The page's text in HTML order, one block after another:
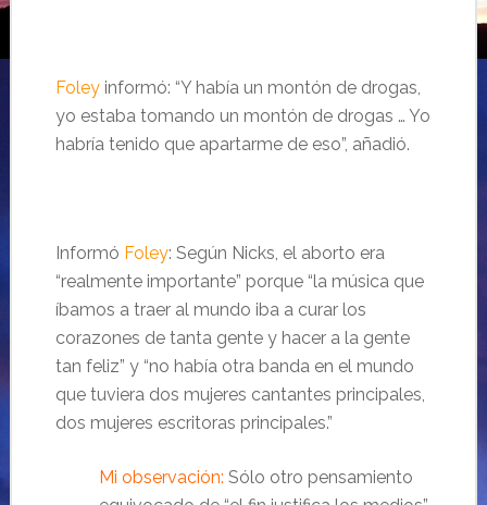
Foleyinformó: “Y había un montón de drogas,
yo estaba tomando un montón de drogas … Yo
habría tenido que apartarme de eso”, añadió.
Informó Foley: Según Nicks, el aborto era
“realmente importante” porque “la música que
íbamos a traer al mundo iba a curar los
corazones de tanta gente y hacer a la gente
tan feliz” y “no había otra banda en el mundo
que tuviera dos mujeres cantantes principales,
dos mujeres escritoras principales.”
Mi observación: Sólo otro pensamiento